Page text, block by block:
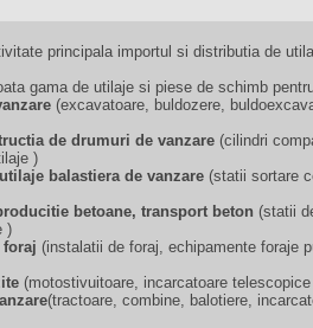
principala importul si distributia de
gama de utilaje si piese de schimb
(excavatoare, buldozere,
de drumuri de vanzare (cilindri
)
balastiera de vanzare (statii sortare
betoane, transport beton (statii
)
(instalatii de foraj, echipamente foraje
(motostivuitoare, incarcatoare
(tractoare, combine, balotiere,